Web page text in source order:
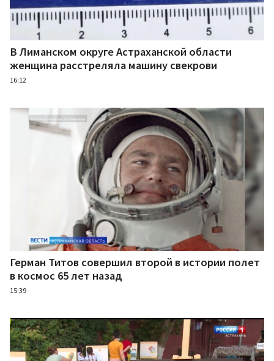
В Лиманском округе Астраханской области
женщина расстреляла машину свекрови
16:12
Герман Титов совершил второй в истории полет
в космос 65 лет назад
15:39